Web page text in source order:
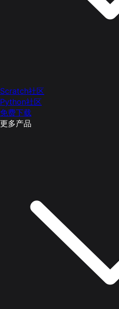
Scratch社区
Python社区
免费下载
更多产品